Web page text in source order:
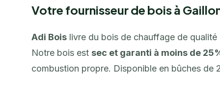
Votre fournisseur de bois à
Adi Bois livre du bois de chauffage de
Notre bois est sec et garanti à moins de
combustion propre. Disponible en bûches